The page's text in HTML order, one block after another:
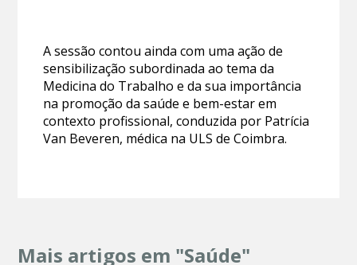
A sessão contou ainda com uma ação de
sensibilização subordinada ao tema da
Medicina do Trabalho e da sua importância
na promoção da saúde e bem-estar em
contexto profissional, conduzida por Patrícia
Van Beveren, médica na ULS de Coimbra.
Mais artigos em "Saúde"